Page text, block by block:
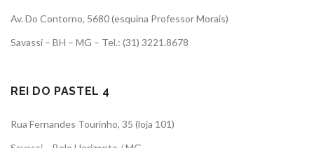
Av. Do Contorno, 5680 (esquina Professor Morais)
Savassi – BH – MG – Tel.: (31) 3221.8678
REI DO PASTEL 4
Rua Fernandes Tourinho, 35 (loja 101)